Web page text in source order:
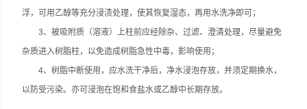
浮，可用乙醇等充分浸渍处理，使其恢复湿态，再用水洗净即可；
3、被吸附质（溶液）上柱前应经除杂、过滤、澄清处理，尽量避免
杂质进入树脂柱，以免造成树脂急性中毒，影响使用；
4、树脂中断使用，应水洗干净后，净水浸泡存放，并须定期换水，
以防受污染。亦可浸泡在饱和食盐水或乙醇中长期存放。